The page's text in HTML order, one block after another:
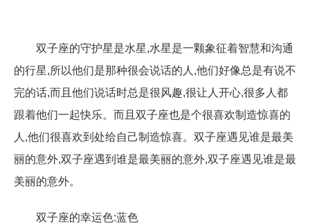
双子座的守护星是水星,水星是一颗象征着智慧和沟通
的行星,所以他们是那种很会说话的人,他们好像总是有说不
完的话,而且他们说话时总是很风趣,很让人开心,很多人都
跟着他们一起快乐。而且双子座也是个很喜欢制造惊喜的
人,他们很喜欢到处给自己制造惊喜。双子座遇见谁是最美
丽的意外,双子座遇到谁是最美丽的意外,双子座遇见谁是最
美丽的意外。
双子座的幸运色:蓝色